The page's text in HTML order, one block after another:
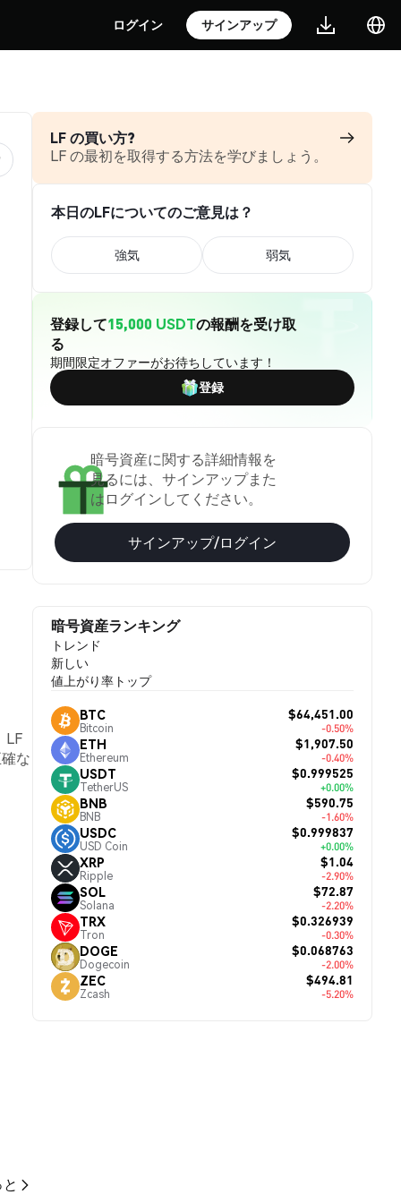
ログイン サインアップ
LF
な
LF の買い方?
LF の最初を取得する方法を学びましょう。
本日のLFについてのご意見は？
強気 弱気
登録して15,000 USDTの報酬を受け取
る
期間限定オファーがお待ちしています！
登録
暗号資産に関する詳細情報を
見るには、サインアップまた
はログインしてください。
サインアップ/ログイン
暗号資産ランキング
トレンド
新しい
値上がり率トップ
BTC
Bitcoin
$64,451.00
-0.50%
ETH
Ethereum
$1,907.50
-0.40%
USDT
TetherUS
$0.999525
+0.00%
BNB
BNB
$590.75
-1.60%
USDC
USD Coin
$0.999837
+0.00%
XRP
Ripple
$1.04
-2.90%
SOL
Solana
$72.87
-2.20%
TRX
Tron
$0.326939
-0.30%
DOGE
Dogecoin
$0.068763
-2.00%
ZEC
Zcash
$494.81
-5.20%